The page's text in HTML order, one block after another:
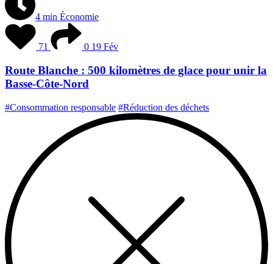
4 min Économie
71 0 19 Fév
Route Blanche : 500 kilomètres de glace pour unir la
Basse-Côte-Nord
#Consommation responsable #Réduction des déchets